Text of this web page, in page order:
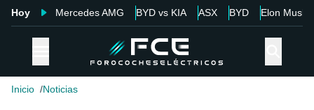
Hoy Mercedes AMG BYD vs KIA ASX BYD Elon Musk
Inicio Noticias